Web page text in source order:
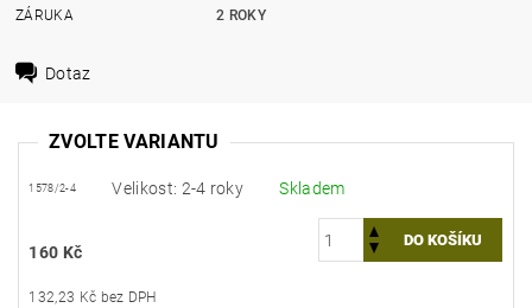
ZÁRUKA
2 ROKY
Dotaz
ZVOLTE VARIANTU
1578/2-4 Velikost: 2-4 roky Skladem
160 Kč
132,23 Kč bez DPH